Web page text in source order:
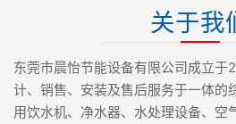
关于我
东莞市晨怡节能设备有限公司成立于
计、销售、安装及售后服务于一体的
用饮水机、净水器、水处理设备、空